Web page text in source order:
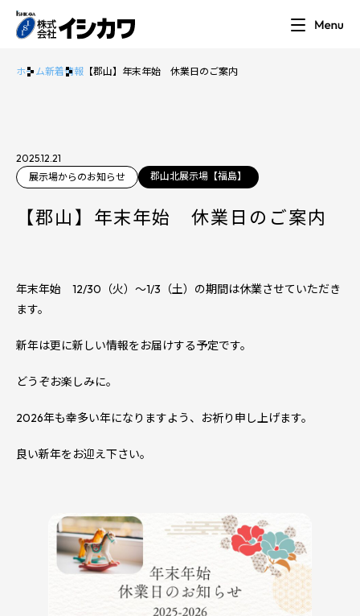
ホーム新着情報 【郡山】年末年始 休業日のご案内
2025.12.21
展示場からのお知らせ
郡山北展示場【福島】
【郡山】年末年始 休業日のご案内
年末年始 12/30（火）～1/3（土）の期間は休業させていただき
ます。
新年は更に新しい情報をお届けする予定です。
どうぞお楽しみに。
2026年も幸多い年になりますよう、お祈り申し上げます。
良い新年をお迎え下さい。